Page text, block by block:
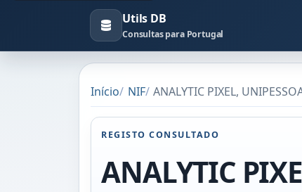
Utils DB
Consultas para Portugal
Início NIF ANALYTIC PIXEL,
REGISTO CONSULTADO
ANALYTIC